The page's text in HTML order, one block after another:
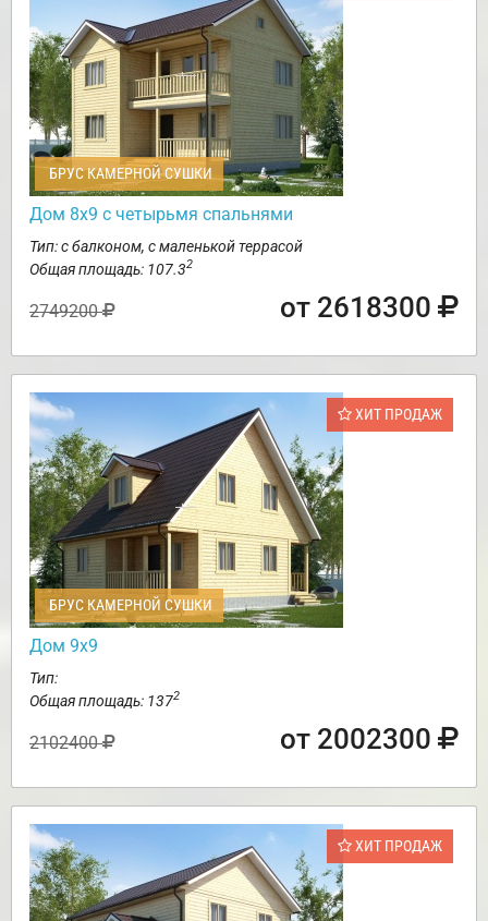
БРУС КАМЕРНОЙ СУШКИ
Дом 8х9 с четырьмя спальнями
Тип: с балконом, с маленькой террасой
Общая площадь: 107.32
2749200 от 2618300
ХИТ ПРОДАЖ
БРУС КАМЕРНОЙ СУШКИ
Дом 9х9
Тип:
Общая площадь: 1372
2102400 от 2002300
ХИТ ПРОДАЖ